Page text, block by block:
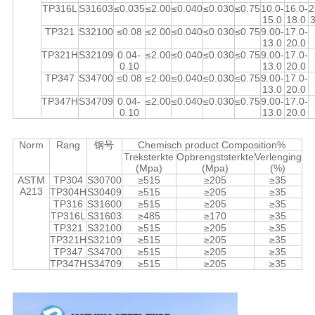
TP316LS31603≤0.035≤2.00≤0.040≤0.030≤0.7510.0-
15.0
16.0-
18.0
TP321 S32100 ≤0.08 ≤2.00≤0.040≤0.030≤0.759.00-
13.0
17.0-
20.0
TP321HS32109 0.04-
0.10
≤2.00≤0.040≤0.030≤0.759.00-
13.0
17.0-
20.0
TP347 S34700 ≤0.08 ≤2.00≤0.040≤0.030≤0.759.00-
13.0
17.0-
20.0
TP347HS34709 0.04-
0.10
≤2.00≤0.040≤0.030≤0.759.00-
13.0
17.0-
20.0
Norm Rang 钢号
Chemisch product Composition%
Treksterkte
(Mpa)
Opbrengststerkte
(Mpa)
Verlenging
(%)
ASTM
A213
TP304 S30700 ≥515 ≥205
≥35
TP304HS30409 ≥515 ≥205
≥35
TP316 S31600 ≥515 ≥205
≥35
TP316LS31603 ≥485 ≥170
≥35
TP321 S32100 ≥515 ≥205
≥35
TP321HS32109 ≥515 ≥205
≥35
TP347 S34700 ≥515 ≥205
≥35
TP347HS34709 ≥515 ≥205 ≥35